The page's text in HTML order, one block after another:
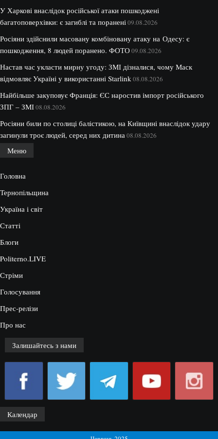
У Харкові внаслідок російської атаки пошкоджені
багатоповерхівки: є загиблі та поранені 09.08.2026
Росіяни здійснили масовану комбіновану атаку на Одесу: є
пошкодження, 8 людей поранено. ФОТО09.08.2026
Настав час укласти мирну угоду: ЗМІ дізналися, чому Маск
відмовляє Україні у використанні Starlink 08.08.2026
Найбільше закуповує Франція: ЄС наростив імпорт російського
ЗПГ – ЗМІ08.08.2026
Росіяни били по столиці балістикою, на Київщині внаслідок удару
загинули троє людей, серед них дитина 08.08.2026
Меню
Головна
Тернопільщина
Україна і світ
Статті
Блоги
Politerno.LIVE
Стріми
Голосування
Прес-релізи
Про нас
Залишайтесь з нами
Календар